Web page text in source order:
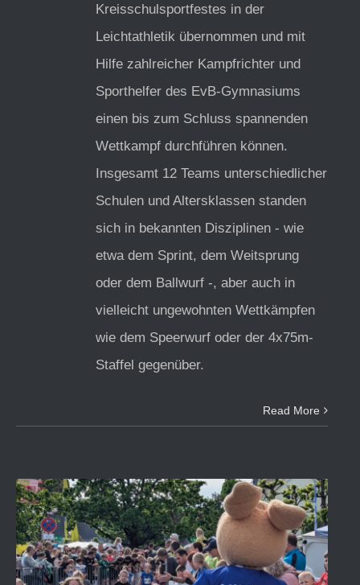
Kreisschulsportfestes in der
Leichtathletik übernommen und mit
Hilfe zahlreicher Kampfrichter und
Sporthelfer des EvB-Gymnasiums
einen bis zum Schluss spannenden
Wettkampf durchführen können.
Insgesamt 12 Teams unterschiedlicher
Schulen und Altersklassen standen
sich in bekannten Disziplinen - wie
etwa dem Sprint, dem Weitsprung
oder dem Ballwurf -, aber auch in
vielleicht ungewohnten Wettkämpfen
wie dem Speerwurf oder der 4x75m-
Staffel gegenüber.
Read More
Unsere jüngsten Leichtathleten mit 17